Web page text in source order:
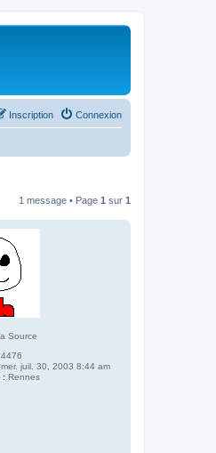
Connexion
Inscription
1 message • Page 1 sur 1
Source
4476
mer. juil. 30, 2003 8:44 am
: Rennes